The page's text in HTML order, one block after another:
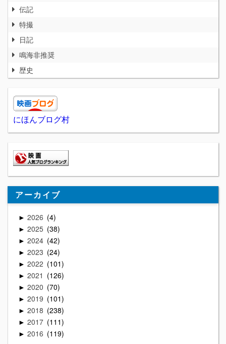
伝記
特撮
日記
鳴海非推奨
歴史
にほんブログ村
アーカイブ
► 2026 4
► 2025 38
► 2024 42
► 2023 24
► 2022 101
► 2021 126
► 2020 70
► 2019 101
► 2018 238
► 2017 111
► 2016 119